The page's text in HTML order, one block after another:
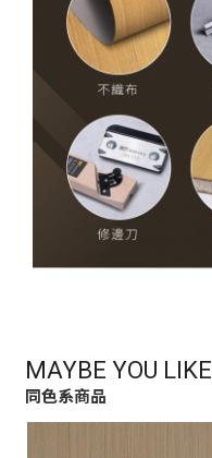
MAYBE YOU LIKE
同色系商品